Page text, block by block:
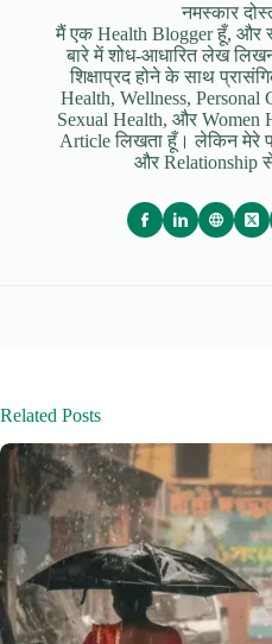
नमस्कार
मैं एक Health Blogger हूँ, और
बारे में शोध-आधारित लेख
शिक्षाप्रद होने के साथ
Health, Wellness, Personal
Sexual Health, और Women
Article लिखता हूँ। लेकिन मेरे
और Relationship
Related Posts